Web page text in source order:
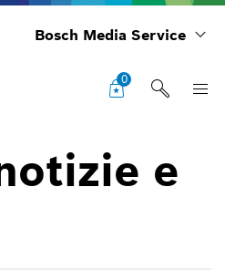
Bosch Media Service
0
e